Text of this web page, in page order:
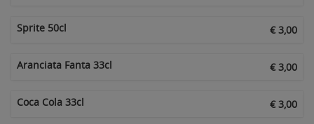
Sprite 50cl € 3,00
Aranciata Fanta 33cl € 3,00
Coca Cola 33cl € 3,00